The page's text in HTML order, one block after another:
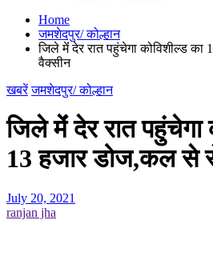
Home
जमशेदपुर/ कोल्हान
जिले मेंं देर रात पहुंचेगा कोविशील्ड
वैक्सीन
खबरें जमशेदपुर/ कोल्हान
जिले मेंं देर रात पहुंचेगा
13 हजार डोज,कल से
July 20, 2021
ranjan jha